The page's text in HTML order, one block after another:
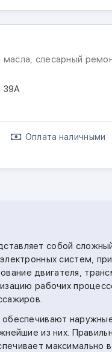
масла, слесарный
39А
Оплата наличными
собой
систем,
двигателя,
рабочих
из них.
максимально